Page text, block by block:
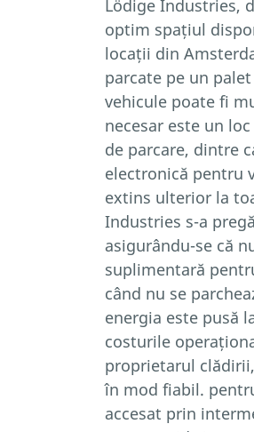
Lödige Industries,
optim spațiul
locații din
parcate pe un
vehicule poate fi
necesar este un
de parcare, dintre
electronică pentru
extins ulterior la
Industries s-a
asigurându-se că
suplimentară
când nu se
energia este pusă
costurile
proprietarul
în mod fiabil.
accesat prin